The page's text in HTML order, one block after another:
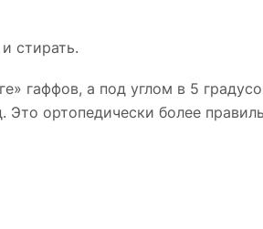
стирать.
гаффов, а под углом в 5
ортопедически более